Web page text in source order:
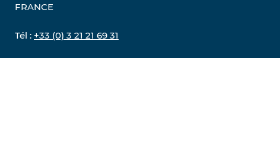
FRANCE
Tél : +33 (0) 3 21 21 69 31